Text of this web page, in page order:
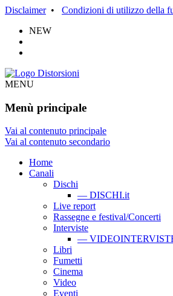
Disclaimer• Condizioni di utilizzo della
NEW
MENU
Menù principale
Vai al contenuto principale
Vai al contenuto secondario
Home
Canali
Dischi
— DISCHI.it
Live report
Rassegne e festival/Concerti
Interviste
—
Libri
Fumetti
Cinema
Video
Eventi